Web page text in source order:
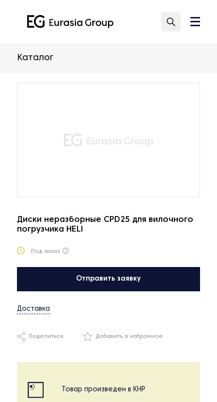
Каталог
Диски неразборные CPD25 для вилочного
погрузчика HELI
Под заказ
Отправить заявку
Доставка
Поделиться Добавить в избранное
Товар произведен в КНР